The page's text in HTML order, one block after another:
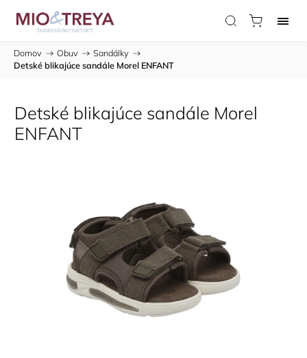
Domov / Obuv / Sandálky /
Detské blikajúce sandále Morel ENFANT
Detské blikajúce sandále Morel
ENFANT